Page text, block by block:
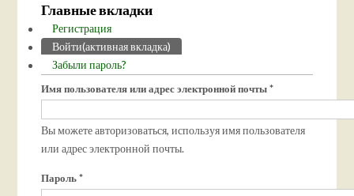
Главные вкладки
Регистрация
Войти(активная вкладка)
Забыли пароль?
Имя пользователя или адрес электронной почты*
Вы можете авторизоваться, используя имя пользователя
или адрес электронной почты.
Пароль*